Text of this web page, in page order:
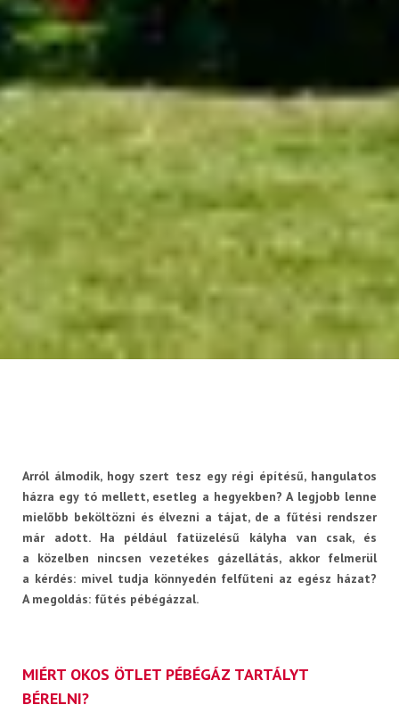
Műszaki információk
Letölthető dokumentumok
Arról álmodik, hogy szert tesz egy régi építésű, hangulatos
házra egy tó mellett, esetleg a hegyekben? A legjobb lenne
mielőbb beköltözni és élvezni a tájat, de a fűtési rendszer
már adott. Ha például fatüzelésű kályha van csak, és
a közelben nincsen vezetékes gázellátás, akkor felmerül
a kérdés: mivel tudja könnyedén felfűteni az egész házat?
A megoldás: fűtés pébégázzal.
MIÉRT OKOS ÖTLET PÉBÉGÁZ TARTÁLYT
BÉRELNI?